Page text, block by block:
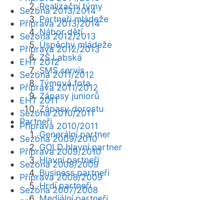
Realizační týmy
Partneři mládeže
Nábor dětí
Úspěchy mládeže
ZŠ Labská
SMS servis
Týmová fota
Zápasy juniorů
Zápasy dorostu
Partneři
Generální partner
GOLD hlavní partner
Hlavní partneři
Business partneři
Hrdí partneři
Sezóna 2013/2014
Příprava 2013/2014
Sezóna 2012/2013
Příprava 2012/2013
EHT 2012
Sezóna 2011/2012
Příprava 2011/2012
EHT 2011
Sezóna 2010/2011
Příprava 2010/2011
Sezóna 2009/2010
Příprava 2009/2010
Sezóna 2008/2009
Příprava 2008/2009
Sezóna 2007/2008